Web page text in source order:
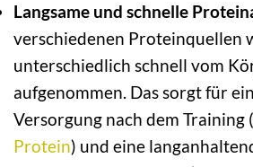
Langsame und schnelle
verschiedenen Proteinquellen
unterschiedlich schnell vom
aufgenommen. Das sorgt für
Versorgung nach dem Training
Protein) und eine